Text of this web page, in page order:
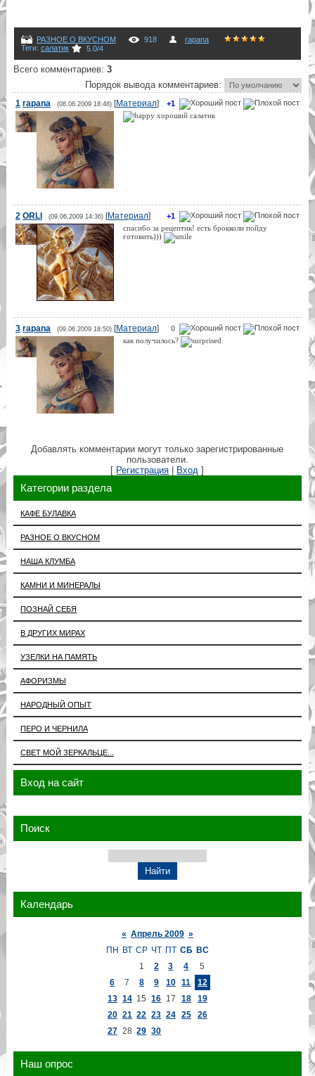
РАЗНОЕ О ВКУСНОМ 918
rapana
Теги: салатик 5.0/4
Всего комментариев: 3
Порядок вывода комментариев:
+1
1 rapana (08.06.2009 18:48)[Материал]
хороший салатик
+1
2 ORLI (09.06.2009 14:36)[Материал]
спасибо за рецептик! есть брокколи пойду
готовить)))
0
3 rapana (09.06.2009 18:50)[Материал]
как получилось?
Добавлять комментарии могут только зарегистрированные
пользователи.
[ Регистрация | Вход ]
Категории раздела
КАФЕ БУЛАВКА
РАЗНОЕ О ВКУСНОМ
НАША КЛУМБА
КАМНИ И МИНЕРАЛЫ
ПОЗНАЙ СЕБЯ
В ДРУГИХ МИРАХ
УЗЕЛКИ НА ПАМЯТЬ
АФОРИЗМЫ
НАРОДНЫЙ ОПЫТ
ПЕРО И ЧЕРНИЛА
СВЕТ МОЙ ЗЕРКАЛЬЦЕ...
Вход на сайт
Поиск
Календарь
« Апрель 2009 »
ПН ВТ СР ЧТ ПТ СБ ВС
1
2 3 4
5
6
7 8 9 10 11
12
13 14 15 16 17 18
19
20 21 22 23 24 25
26
27 28 29 30
Наш опрос